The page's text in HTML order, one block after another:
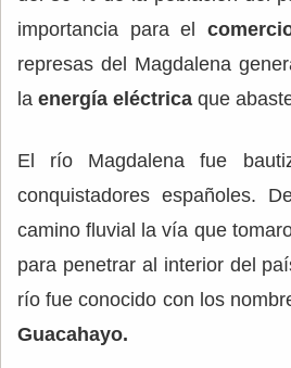
importancia para el
represas del Magdalena
la energía eléctrica que
El río Magdalena fue
conquistadores españoles.
camino fluvial la vía que
para penetrar al interior del
río fue conocido con los
Guacahayo.